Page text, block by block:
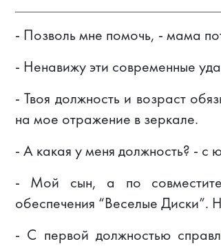
- Позволь мне помочь, - мама
- Ненавижу эти современные
- Твоя должность и возраст
на мое отражение в зеркале.
- А какая у меня должность? - с
- Мой сын, а по
обеспечения “Веселые Диски”.
- С первой должностью